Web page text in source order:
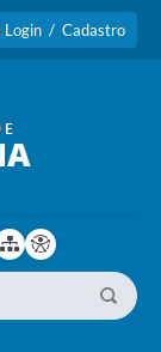
Login / Cadastro